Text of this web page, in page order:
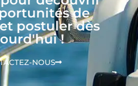
de
postuler dès
!
NOUS